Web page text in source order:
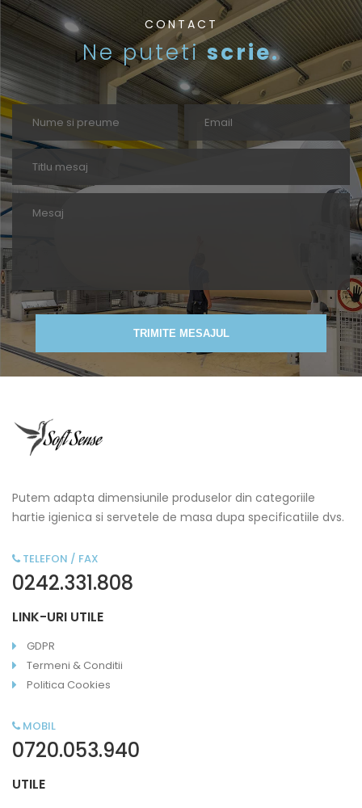
CONTACT
Ne putetiscrie.
TRIMITE MESAJUL
Putem adapta dimensiunile produselor din categoriile
hartie igienica si servetele de masa dupa specificatiile dvs.
TELEFON / FAX
0242.331.808
LINK-URI UTILE
GDPR
Termeni & Conditii
Politica Cookies
MOBIL
0720.053.940
UTILE